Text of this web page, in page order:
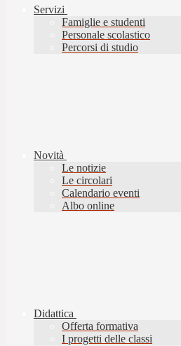
Servizi
Famiglie e studenti
Personale scolastico
Percorsi di studio
Novità
Le notizie
Le circolari
Calendario eventi
Albo online
Didattica
Offerta formativa
I progetti delle classi